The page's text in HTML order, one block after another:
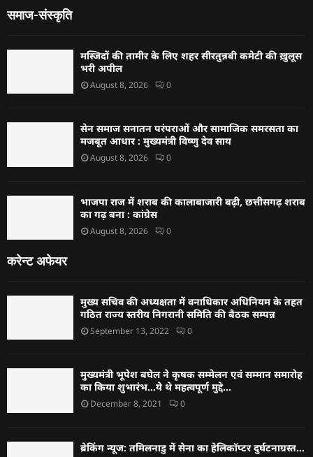
समाज-संस्कृति
मस्जिदों की तामीर के लिए शहर सीरतुन्नबी कमेटी की ख़ुलूस
भरी अपील
August 8, 2026 0
सेन समाज सनातन परंपराओं और सामाजिक समरसता का
मजबूत आधार : मुख्यमंत्री विष्णु देव साय
August 8, 2026 0
भाजपा राज में शराब की कालाबाजारी बढ़ी, छत्तीसगढ़ शराब
का गढ़ बना : कांग्रेस
August 8, 2026 0
करेन्ट अफेयर
मुख्य सचिव की अध्यक्षता में वनाधिकार अधिनियम के तहत
गठित राज्य स्तरीय निगरानी समिति की बैठक सम्पन्न
September 13, 2022 0
मुख्यमंत्री भूपेश बघेल ने कृषक सम्मेलन एवं सम्मान समारोह
का किया शुभारंभ…ये थे महत्वपूर्ण मुद्दे…
December 8, 2021 0
ब्रेकिंग न्यूज: तमिलनाडु में सेना का हेलिकॉप्टर दुर्घटनाग्रस्त…